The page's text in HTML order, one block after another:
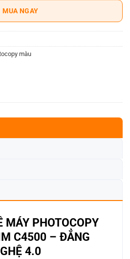
MUA NGAY
màu
MÁY PHOTOCOPY
C4500 – ĐẲNG
4.0